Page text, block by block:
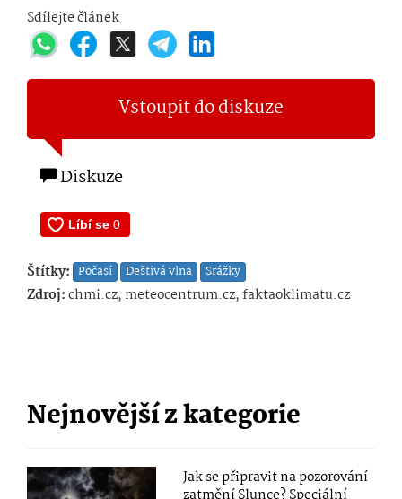
Sdílejte článek
Vstoupit do diskuze
Diskuze
Štítky: Počasí Deštivá vlna Srážky
Zdroj:chmi.cz, meteocentrum.cz, faktaoklimatu.cz
Nejnovější z kategorie
Jak se připravit na pozorování